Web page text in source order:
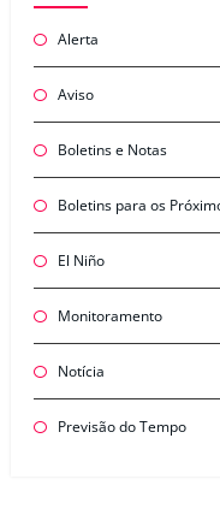
Alerta
Aviso
Boletins e Notas
Boletins para os
El Niño
Monitoramento
Notícia
Previsão do Tempo